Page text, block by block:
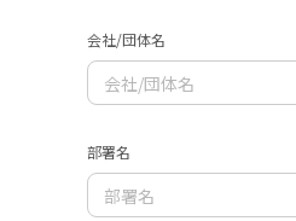
会社/団体名
部署名